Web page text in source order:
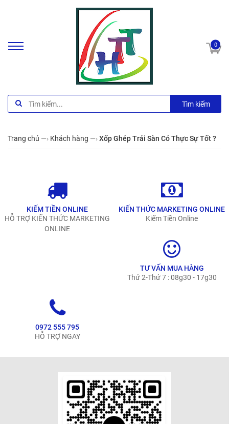
0
Tìm kiếm
Trang chủ —› Khách hàng —›Xốp Ghép Trải Sàn Có Thực Sự Tốt ?
KIẾM TIỀN ONLINE
HỖ TRỢ KIẾN THỨC MARKETING
ONLINE
KIẾN THỨC MARKETING ONLINE
Kiếm Tiền Online
TƯ VẤN MUA HÀNG
Thứ 2-Thứ 7 : 08g30 - 17g30
0972 555 795
HỖ TRỢ NGAY